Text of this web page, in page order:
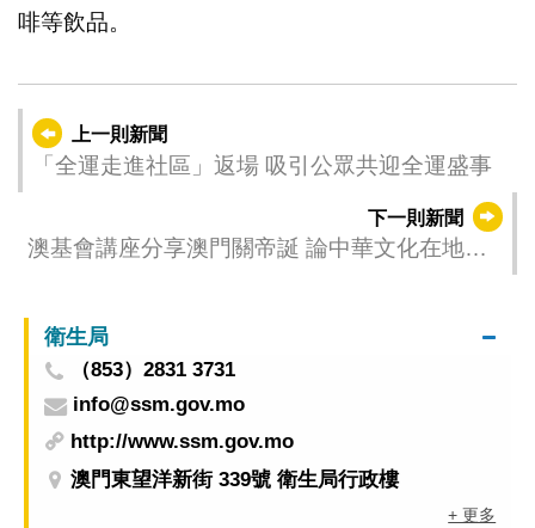
啡等飲品。
上一則新聞
「全運走進社區」返場 吸引公眾共迎全運盛事
下一則新聞
澳基會講座分享澳門關帝誕 論中華文化在地傳
衛生局
（853）2831 3731
info@ssm.gov.mo
http://www.ssm.gov.mo
澳門東望洋新街 339號 衛生局行政樓
+ 更多